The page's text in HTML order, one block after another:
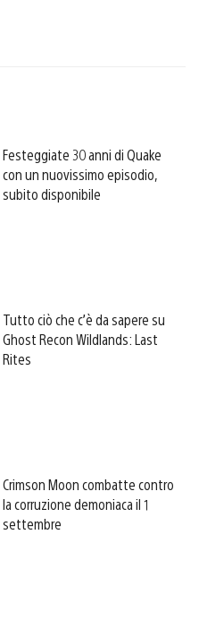
Festeggiate 30 anni di Quake
con un nuovissimo episodio,
subito disponibile
Tutto ciò che c’è da sapere su
Ghost Recon Wildlands: Last
Rites
Crimson Moon combatte contro
la corruzione demoniaca il 1
settembre